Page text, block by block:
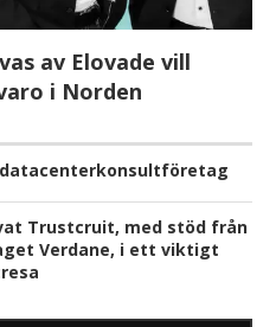
av Elovade vill
i Norden
Trustcruit, med stöd från
Verdane, i ett viktigt